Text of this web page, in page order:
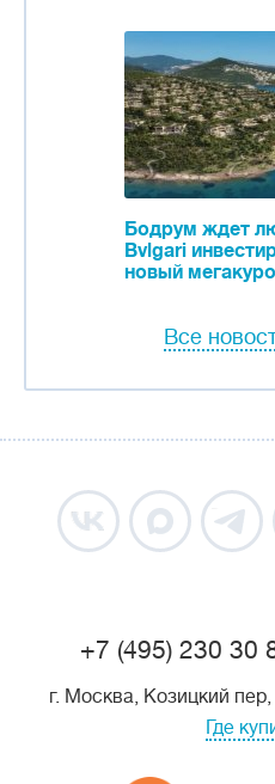
Бодрум ждет
Bvlgari
новый
Все
+7 (495) 230 30
г. Москва, Козицкий
Где